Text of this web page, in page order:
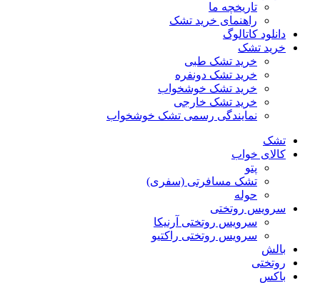
تاریخچه ما
راهنمای خرید تشک
دانلود کاتالوگ
خرید تشک
خرید تشک طبی
خرید تشک دونفره
خرید تشک خوشخواب
خرید تشک خارجی
نمایندگی رسمی تشک خوشخواب
تشک
کالای خواب
پتو
تشک مسافرتی (سفری)
حوله
سرویس روتختی
سرویس روتختی آرنیکا
سرویس روتختی راکتیو
بالش
روتختی
باکس